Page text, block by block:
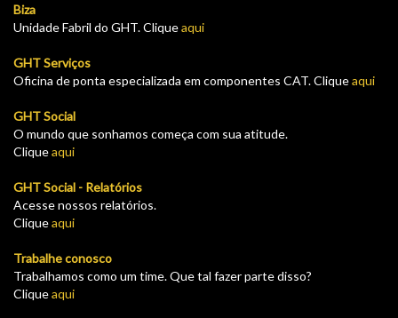
Biza
Unidade Fabril do GHT. Cliqueaqui
GHT Serviços
Oficina de ponta especializada em componentes CAT. Cliqueaqui
GHT Social
O mundo que sonhamos começa com sua atitude.
Cliqueaqui
GHT Social - Relatórios
Acesse nossos relatórios.
Cliqueaqui
Trabalhe conosco
Trabalhamos como um time. Que tal fazer parte disso?
Cliqueaqui